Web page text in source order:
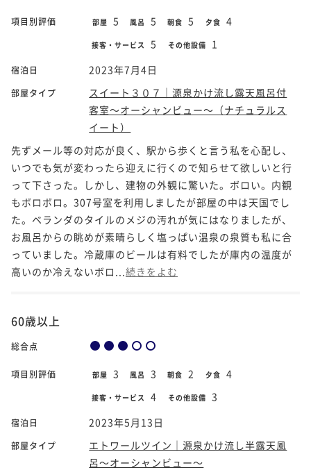
項目別評価 部屋 5 風呂 5 朝食 5 夕食 4
接客・サービス 5 その他設備 1
宿泊日 2023年7月4日
部屋タイプ
スイート３０７｜源泉かけ流し露天風呂付
客室～オーシャンビュー～（ナチュラルス
イート）
先ずメール等の対応が良く、駅から歩くと言う私を心配し、
いつでも気が変わったら迎えに行くので知らせて欲しいと行
って下さった。しかし、建物の外観に驚いた。ボロい。内観
もボロボロ。307号室を利用しましたが部屋の中は天国でし
た。ベランダのタイルのメジの汚れが気にはなりましたが、
お風呂からの眺めが素晴らしく塩っぱい温泉の泉質も私に合
っていました。冷蔵庫のビールは有料でしたが庫内の温度が
高いのか冷えないボロ... 続きをよむ
60歳以上
総合点
項目別評価 部屋 3 風呂 3 朝食 2 夕食 4
接客・サービス 4 その他設備 3
宿泊日 2023年5月13日
部屋タイプ
エトワールツイン｜源泉かけ流し半露天風
呂～オーシャンビュー～